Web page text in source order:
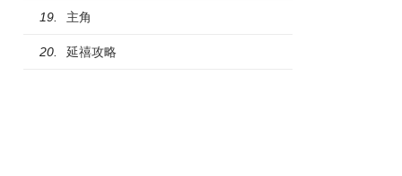
19. 主角
20. 延禧攻略